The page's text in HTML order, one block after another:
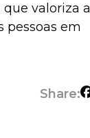
valoriza a
pessoas em
Share: